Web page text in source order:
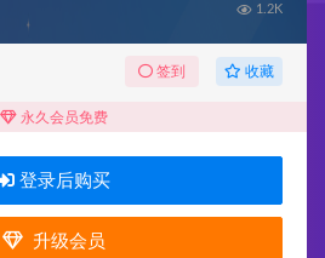
1.2K
签到 收藏
永久会员免费
登录后购买
升级会员